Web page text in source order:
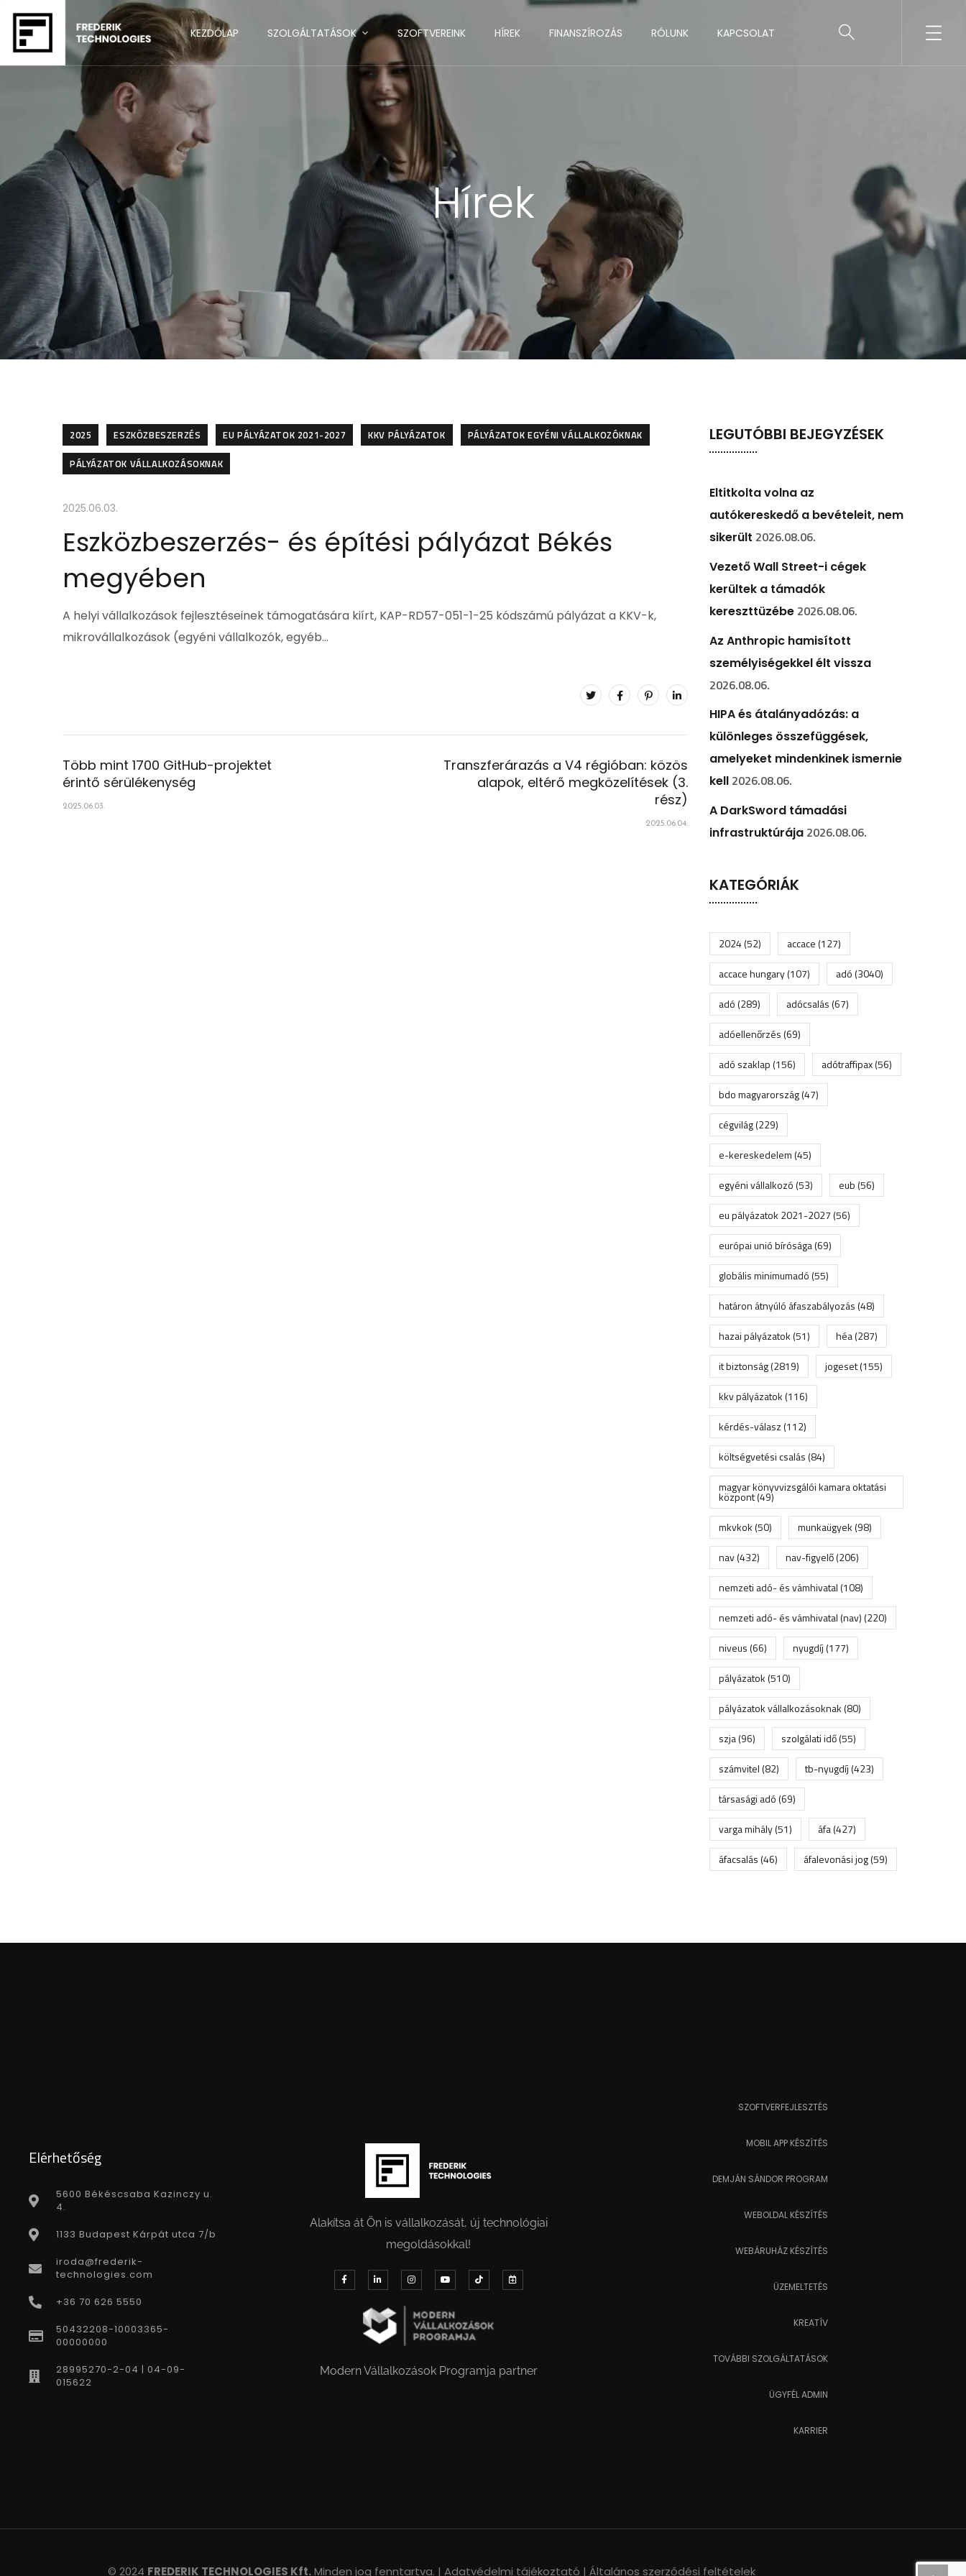
KEZDŐLAP SZOLGÁLTATÁSOK SZOFTVEREINK HÍREK FINANSZÍROZÁS RÓLUNK KAPCSOLAT
Hírek
2025 ESZKÖZBESZERZÉS EU PÁLYÁZATOK 2021-2027 KKV PÁLYÁZATOK
PÁLYÁZATOK EGYÉNI VÁLLALKOZÓKNAK
PÁLYÁZATOK VÁLLALKOZÁSOKNAK
2025.06.03.
Eszközbeszerzés- és építési pályázat Békés
megyében
A helyi vállalkozások fejlesztéseinek támogatására kiírt, KAP-RD57-051-1-25 kódszámú pályázat a KKV-k,
mikrovállalkozások (egyéni vállalkozók, egyéb…
Több mint 1700 GitHub-projektet
érintő sérülékenység
2025.06.03.
Transzferárazás a V4 régióban: közös
alapok, eltérő megközelítések (3.
rész)
2025.06.04.
LEGUTÓBBI BEJEGYZÉSEK
Eltitkolta volna az
autókereskedő a bevételeit, nem
sikerült 2026.08.06.
Vezető Wall Street-i cégek
kerültek a támadók
kereszttüzébe 2026.08.06.
Az Anthropic hamisított
személyiségekkel élt vissza
2026.08.06.
HIPA és átalányadózás: a
különleges összefüggések,
amelyeket mindenkinek ismernie
kell 2026.08.06.
A DarkSword támadási
infrastruktúrája 2026.08.06.
KATEGÓRIÁK
2024(52) accace(127)
accace hungary(107) adó(3040)
adó(289) adócsalás(67)
adóellenőrzés(69)
adó szaklap(156) adótraffipax(56)
bdo magyarország(47)
cégvilág(229)
e-kereskedelem(45)
egyéni vállalkozó(53) eub(56)
eu pályázatok 2021-2027(56)
európai unió bírósága(69)
globális minimumadó(55)
határon átnyúló áfaszabályozás(48)
hazai pályázatok(51) héa(287)
it biztonság(2819) jogeset(155)
kkv pályázatok(116)
kérdés-válasz(112)
költségvetési csalás(84)
magyar könyvvizsgálói kamara oktatási
központ(49)
mkvkok(50) munkaügyek(98)
nav(432) nav-figyelő(206)
nemzeti adó- és vámhivatal(108)
nemzeti adó- és vámhivatal (nav)(220)
niveus(66) nyugdíj(177)
pályázatok(510)
pályázatok vállalkozásoknak(80)
szja(96) szolgálati idő(55)
számvitel(82) tb-nyugdíj(423)
társasági adó(69)
varga mihály(51) áfa(427)
áfacsalás(46) áfalevonási jog(59)
Elérhetőség
5600 Békéscsaba Kazinczy u.
4.
1133 Budapest Kárpát utca 7/b
iroda@frederik-
technologies.com
+36 70 626 5550
50432208-10003365-
00000000
28995270-2-04 | 04-09-
015622
Alakítsa át Ön is vállalkozását, új technológiai
megoldásokkal!
Modern Vállalkozások Programja partner
SZOFTVERFEJLESZTÉS
MOBIL APP KÉSZÍTÉS
DEMJÁN SÁNDOR PROGRAM
WEBOLDAL KÉSZÍTÉS
WEBÁRUHÁZ KÉSZÍTÉS
ÜZEMELTETÉS
KREATÍV
TOVÁBBI SZOLGÁLTATÁSOK
ÜGYFÉL ADMIN
KARRIER
© 2024 FREDERIK TECHNOLOGIES Kft.Minden jog fenntartva. | Adatvédelmi tájékoztató | Általános szerződési feltételek